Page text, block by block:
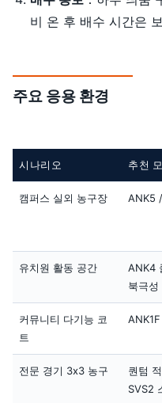
비 온 후 배수 시간은
주요 응용 환경
시나리오 추천
캠퍼스 실외 농구장 ANK5
유치원 활동 공간
ANK4
북극성
커뮤니티 다기능 코
트
전문 경기 3x3 농구
퀀텀
SVS2